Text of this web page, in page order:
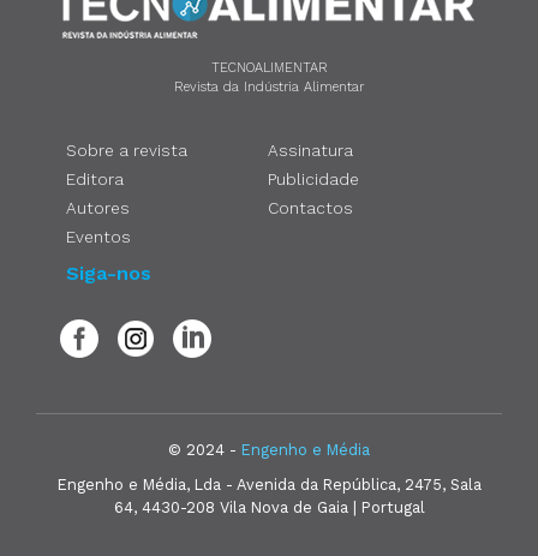
TECNOALIMENTAR
Revista da Indústria Alimentar
Sobre a revista
Editora
Autores
Eventos
Assinatura
Publicidade
Contactos
Siga-nos
© 2024 - Engenho e Média
Engenho e Média, Lda - Avenida da República, 2475, Sala
64, 4430-208 Vila Nova de Gaia | Portugal